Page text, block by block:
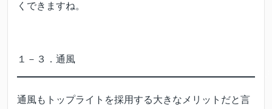
くできますね。
１－３．通風
通風もトップライトを採用する大きなメリットだと言